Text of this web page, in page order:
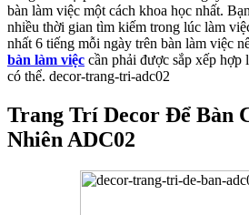
bàn làm việc một cách khoa học nhất.
nhiều thời gian tìm kiếm trong lúc làm
nhất 6 tiếng mỗi ngày trên bàn làm việc
bàn làm việc cần phải được sắp xếp hợp
có thể. decor-trang-tri-adc02
Trang Trí Decor Để Bàn
Nhiên ADC02